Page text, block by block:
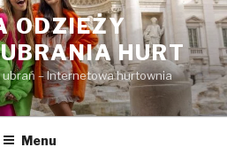
ODZIEŻY
HURT
– Internetowa hurtownia
Menu